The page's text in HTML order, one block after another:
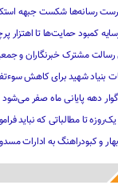
رسانه‌ها شکست جبهه
کمبود حمایت‌ها تا اهتزار
رسالت‌ مشترک خبرنگاران و
شهید برای کاهش
دهه پایانی ماه صفر می‌شود
تا مطالباتی که نباید
و کبودراهنگ به ادارات